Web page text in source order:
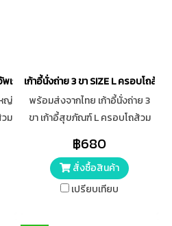
เกรด
ญ่
ม
เก้าอี้นั่งถ่าย 3 ขา SIZE L ครอบโถส้วม
พร้อมส่งจากไทย เก้าอี้นั่งถ่าย 3
ขา เก้าอี้สุขภัณฑ์ L ครอบโถส้วม
ครอบโถส้วม
฿680
สั่งซื้อสินค้า
เปรียบเทียบ